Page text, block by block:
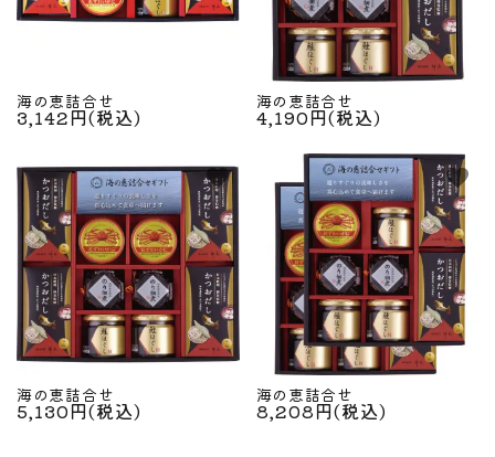
海の恵詰合せ
3,142円(税込)
海の恵詰合せ
4,190円(税込)
海の恵詰合せ
5,130円(税込)
favorite
海の恵詰合せ
8,208円(税込)
favorite